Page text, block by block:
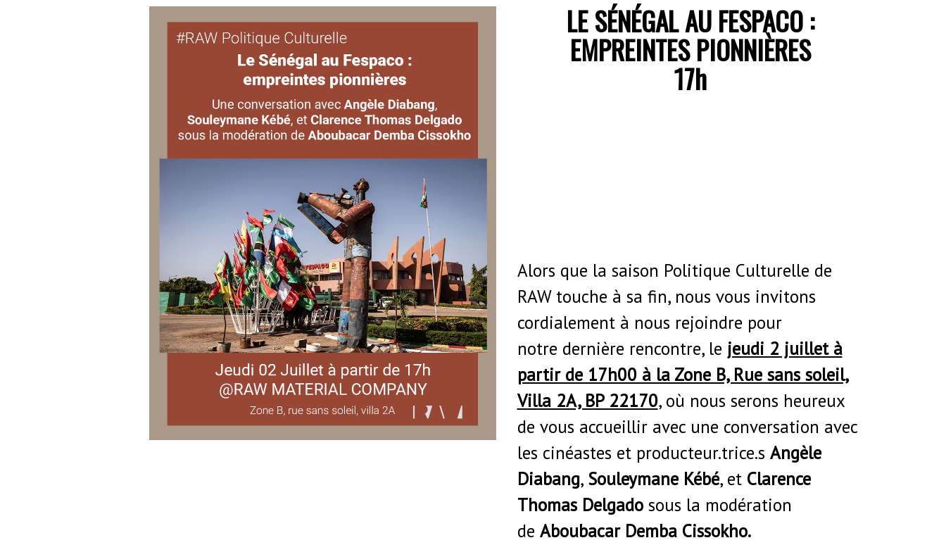
LE SÉNÉGAL AU FESPACO :
EMPREINTES PIONNIÈRES
17h
Alors que la saison Politique Culturelle de
RAW touche à sa fin, nous vous invitons
cordialement à nous rejoindre pour
notre dernière rencontre, le jeudi 2 juillet à
partir de 17h00 à la Zone B, Rue sans soleil,
Villa 2A, BP 22170, où nous serons heureux
de vous accueillir avec une conversation avec
les cinéastes et producteur.trice.s Angèle
Diabang, Souleymane Kébé, et Clarence
Thomas Delgadosous la modération
de Aboubacar Demba Cissokho.